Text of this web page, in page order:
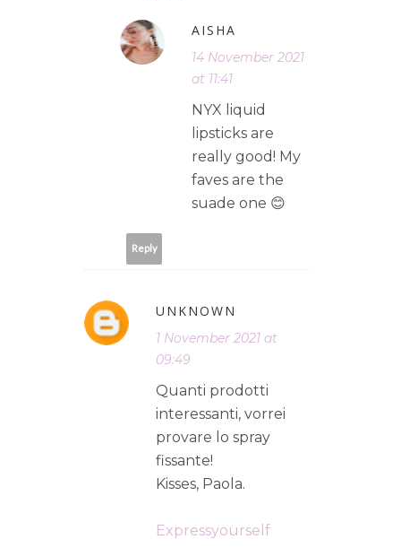
AISHA
14 November 2021
at 11:41
NYX liquid
lipsticks are
really good! My
faves are the
suade one 😊
Reply
UNKNOWN
1 November 2021 at
09:49
Quanti prodotti
interessanti, vorrei
provare lo spray
fissante!
Kisses, Paola.
Expressyourself